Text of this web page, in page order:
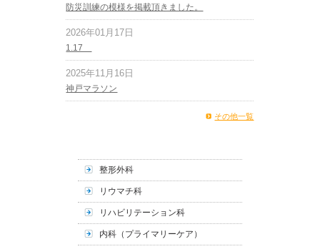
防災訓練の模様を掲載頂きました。
2026年01月17日
1.17
2025年11月16日
神戸マラソン
その他一覧
整形外科
リウマチ科
リハビリテーション科
内科（プライマリーケア）